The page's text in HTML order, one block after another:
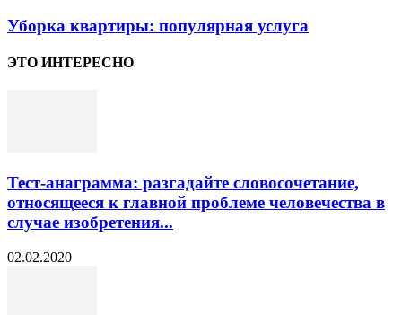
Уборка квартиры: популярная услуга
ЭТО ИНТЕРЕСНО
Тест-анаграмма: разгадайте словосочетание,
относящееся к главной проблеме человечества в
случае изобретения...
02.02.2020